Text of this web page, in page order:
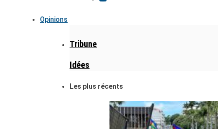
Opinions
Tribune
Idées
Les plus récents